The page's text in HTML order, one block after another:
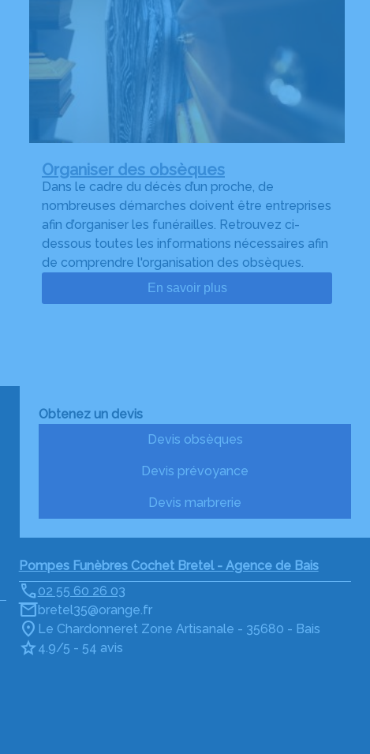
Organiser des obsèques
Dans le cadre du décès d’un proche, de
nombreuses démarches doivent être entreprises
afin d’organiser les funérailles. Retrouvez ci-
dessous toutes les informations nécessaires afin
de comprendre l'organisation des obsèques.
En savoir plus
Obtenez un devis
Devis obsèques
Devis prévoyance
Devis marbrerie
Pompes Funèbres Cochet Bretel - Agence de Bais
02 55 60 26 03
bretel35@orange.fr
Le Chardonneret Zone Artisanale - 35680 - Bais
4.9/5 - 54 avis